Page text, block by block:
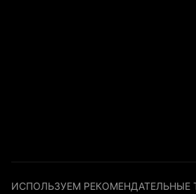
ИСПОЛЬЗУЕМ РЕКОМЕНДАТЕЛЬНЫЕ